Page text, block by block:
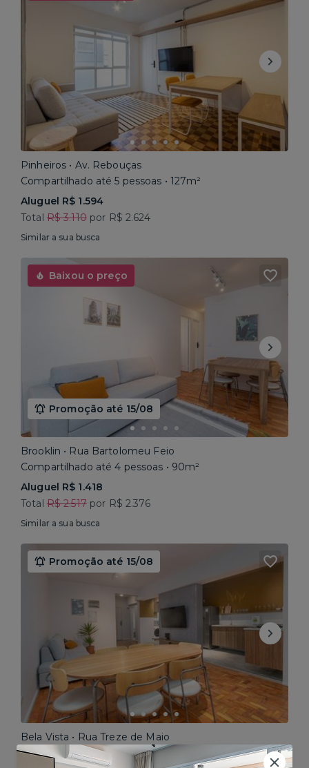
Pinheiros • Av. Rebouças
Compartilhado até 5 pessoas • 127m²
Aluguel R$ 1.594
Total R$ 3.110por R$ 2.624
Similar a sua busca
Baixou o preço
Promoção até 15/08
Brooklin • Rua Bartolomeu Feio
Compartilhado até 4 pessoas • 90m²
Aluguel R$ 1.418
Total R$ 2.517por R$ 2.376
Similar a sua busca
Promoção até 15/08
Bela Vista • Rua Treze de Maio
Compartilhado até 5 pessoas • 160m²